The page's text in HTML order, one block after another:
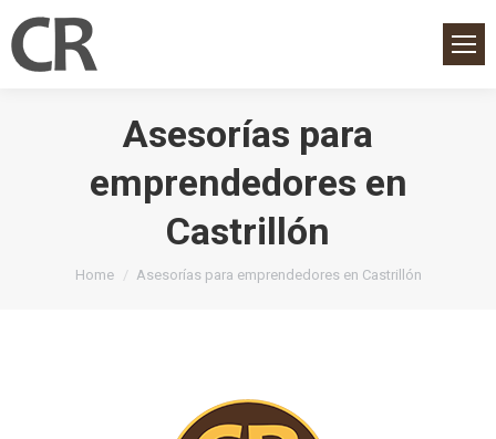
Asesorías para
emprendedores en
Castrillón
You are here:
Home Asesorías para emprendedores en Castrillón